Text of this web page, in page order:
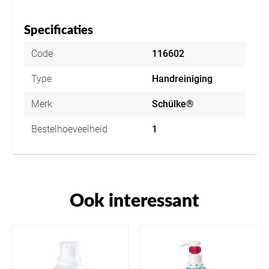
Specificaties
Code 116602
Type Handreiniging
Merk Schülke®
Bestelhoeveelheid 1
Ook interessant